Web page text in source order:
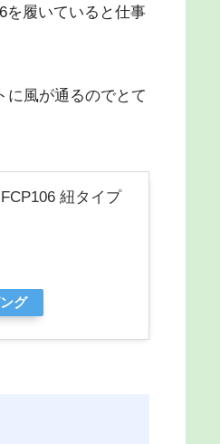
を履いていると仕事
に風が通るのでとて
紐タイプ
グ